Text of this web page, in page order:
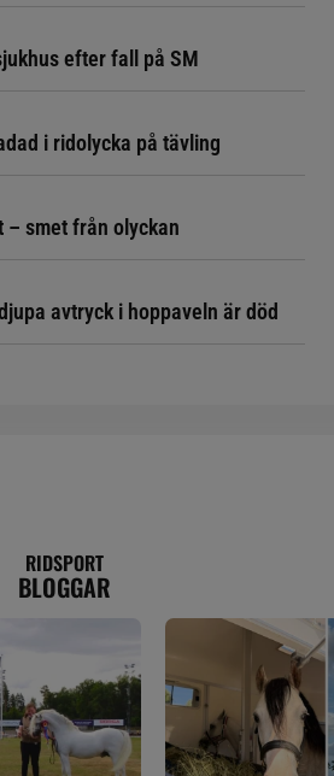
efter fall på SM
i ridolycka på tävling
– smet från olyckan
avtryck i hoppaveln är död
RIDSPORT
BLOGGAR